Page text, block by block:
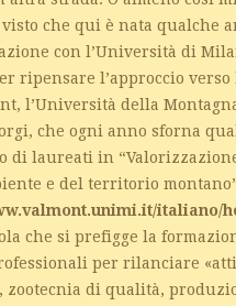
che qui è nata qualche
con l’Università di
ripensare l’approccio verso
l’Università della
che ogni anno sforna
di laureati in
e del territorio
italiano/
che si prefigge la
per rilanciare
zootecnia di qualità,